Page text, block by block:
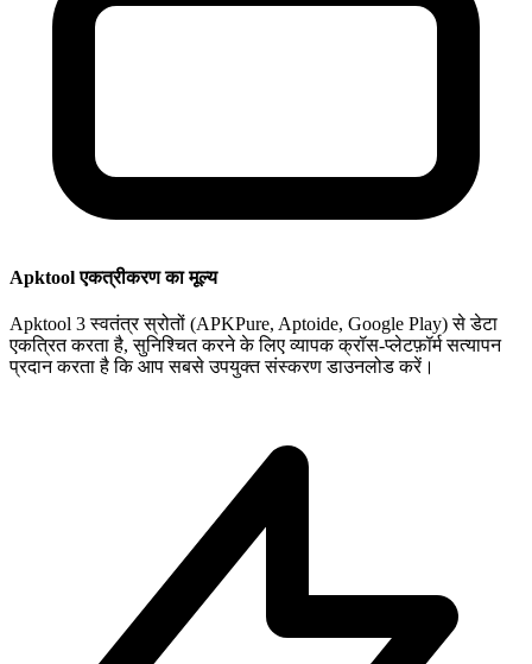
Apktool एकत्रीकरण का मूल्य
Apktool 3 स्वतंत्र स्रोतों (APKPure, Aptoide, Google Play) से डेटा
एकत्रित करता है, सुनिश्चित करने के लिए व्यापक क्रॉस-प्लेटफ़ॉर्म सत्यापन
प्रदान करता है कि आप सबसे उपयुक्त संस्करण डाउनलोड करें।